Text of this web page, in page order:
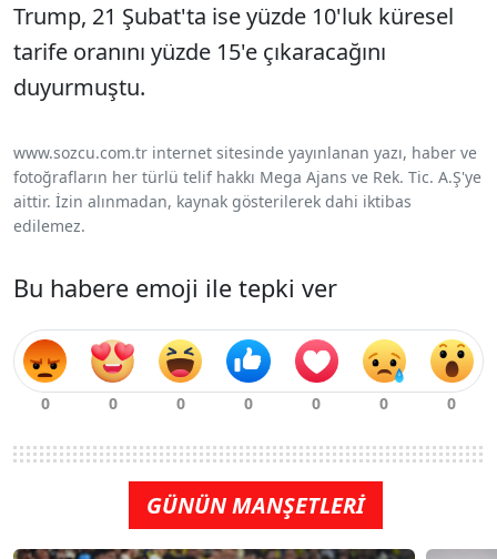
Trump, 21 Şubat'ta ise yüzde 10'luk küresel
tarife oranını yüzde 15'e çıkaracağını
duyurmuştu.
www.sozcu.com.tr internet sitesinde yayınlanan yazı, haber ve
fotoğrafların her türlü telif hakkı Mega Ajans ve Rek. Tic. A.Ş'ye
aittir. İzin alınmadan, kaynak gösterilerek dahi iktibas
edilemez.
Bu habere emoji ile tepki ver
GÜNÜN MANŞETLERİ